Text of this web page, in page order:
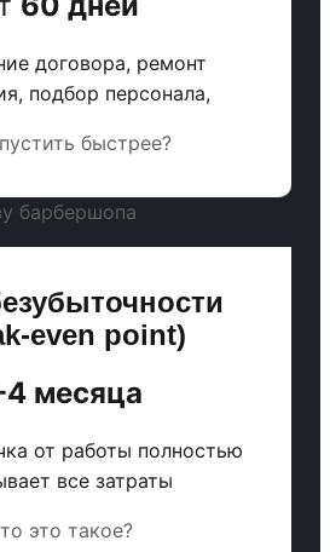
договора, ремонт
подбор персонала,
быстрее?
even point)
месяца
от работы полностью
все затраты
это такое?